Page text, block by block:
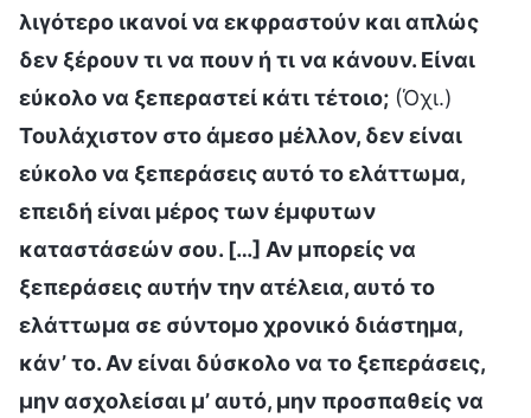
λιγότερο ικανοί να εκφραστούν και απλώς
δεν ξέρουν τι να πουν ή τι να κάνουν. Είναι
εύκολο να ξεπεραστεί κάτι τέτοιο; (Όχι.)
Τουλάχιστον στο άμεσο μέλλον, δεν είναι
εύκολο να ξεπεράσεις αυτό το ελάττωμα,
επειδή είναι μέρος των έμφυτων
καταστάσεών σου. […] Αν μπορείς να
ξεπεράσεις αυτήν την ατέλεια, αυτό το
ελάττωμα σε σύντομο χρονικό διάστημα,
κάν’ το. Αν είναι δύσκολο να το ξεπεράσεις,
μην ασχολείσαι μ’ αυτό, μην προσπαθείς να